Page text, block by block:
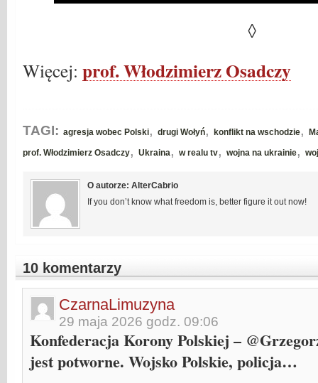
◊
Więcej: prof. Włodzimierz Osadczy
TAGI: agresja wobec Polski, drugi Wołyń, konflikt na wschodzie,
prof. Włodzimierz Osadczy, Ukraina, w realu tv, wojna na ukrainie,
O autorze: AlterCabrio
If you don’t know what freedom is, better figure it out now!
10 komentarzy
CzarnaLimuzyna
29 maja 2026 godz. 09:06
Konfederacja Korony Polskiej –
jest potworne. Wojsko Polskie, policja…